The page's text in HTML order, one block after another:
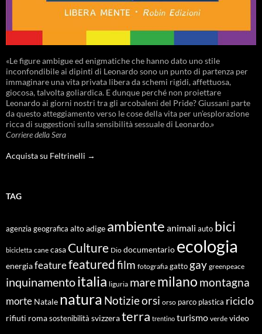
«Le figure ambigue ed enigmatiche che hanno dato uno stile
inconfondibile ai dipinti di Leonardo sono un punto di partenza per
immaginare una vita privata libera da schemi rigidi, affettuosa,
giocosa, talvolta goliardica. E dunque perché non proiettare
Leonardo ai giorni nostri tra gli arcobaleni del Pride? Giussani parte
da questo atteggiamento verso le cose della vita per un’esplorazione
ricca di suggestioni sulla sensibilità sessuale di Leonardo.»
Corriere della Sera
Acquista su Feltrinelli →
TAG
agenzia geografica alto adige ambiente animali auto bici
bicicletta cane casa Culture Dio documentario ecologia
energiafeaturefeaturedfilm fotografia gatto gay greenpeace
inquinamentoitalia liguria maremilano montagna
morte Natale natura Notizieorsi orso parco plastica riciclo
rifiuti roma sostenibilità svizzeraterra trentino turismo verde video